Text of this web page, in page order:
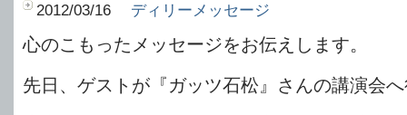
2012/03/16 ディリーメッセージ
心のこもったメッセージをお伝えします。
先日、ゲストが『ガッツ石松』さんの講演会